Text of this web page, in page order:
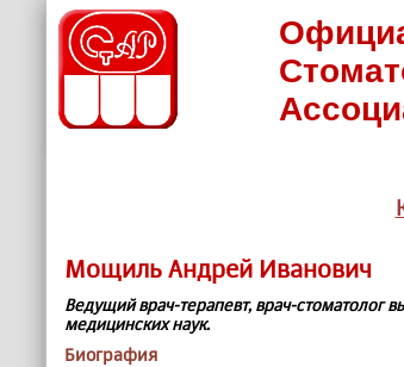
Мощиль Андрей Иванович
Ведущий врач-терапевт, врач-стоматолог
медицинских наук.
Биография